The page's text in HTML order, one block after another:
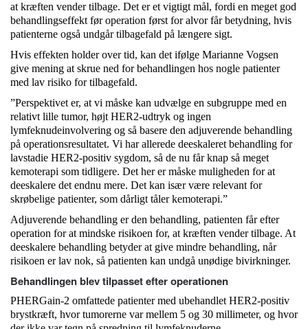
at kræften vender tilbage. Det er et vigtigt mål, fordi en meget god
behandlingseffekt før operation først for alvor får betydning, hvis
patienterne også undgår tilbagefald på længere sigt.
Hvis effekten holder over tid, kan det ifølge Marianne Vogsen
give mening at skrue ned for behandlingen hos nogle patienter
med lav risiko for tilbagefald.
”Perspektivet er, at vi måske kan udvælge en subgruppe med en
relativt lille tumor, højt HER2-udtryk og ingen
lymfeknudeinvolvering og så basere den adjuverende behandling
på operationsresultatet. Vi har allerede deeskaleret behandling for
lavstadie HER2-positiv sygdom, så de nu får knap så meget
kemoterapi som tidligere. Det her er måske muligheden for at
deeskalere det endnu mere. Det kan især være relevant for
skrøbelige patienter, som dårligt tåler kemoterapi.”
Adjuverende behandling er den behandling, patienten får efter
operation for at mindske risikoen for, at kræften vender tilbage. At
deeskalere behandling betyder at give mindre behandling, når
risikoen er lav nok, så patienten kan undgå unødige bivirkninger.
Behandlingen blev tilpasset efter operationen
PHERGain-2 omfattede patienter med ubehandlet HER2-positiv
brystkræft, hvor tumorerne var mellem 5 og 30 millimeter, og hvor